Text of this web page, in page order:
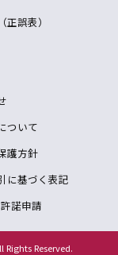
正誤表）
ついて
護方針
に基づく表記
諾申請
Reserved.